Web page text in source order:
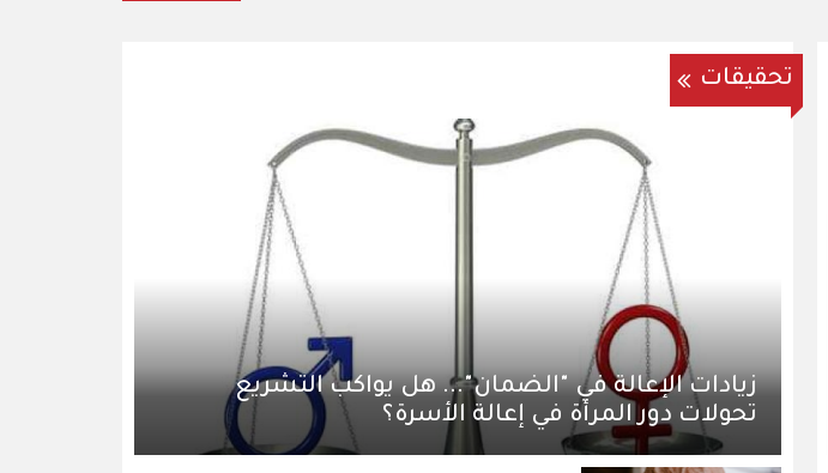
تحقيقات
زيادات الإعالة في "الضمان"... هل يواكب التشريع
تحولات دور المرأة في إعالة الأسرة؟